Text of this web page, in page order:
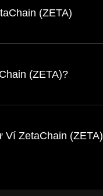
(ZETA)
(ZETA)?
Ví ZetaChain (ZETA)